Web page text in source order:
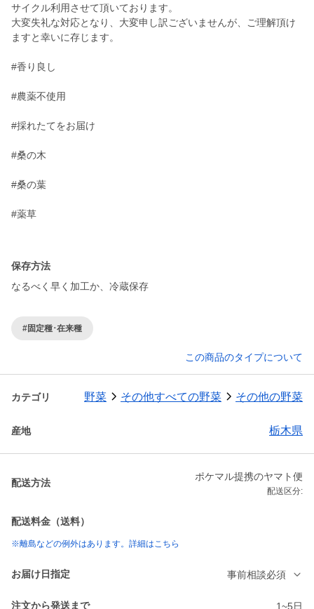
サイクル利用させて頂いております。
大変失礼な対応となり、大変申し訳ございませんが、ご理解頂け
ますと幸いに存じます。
#香り良し
#農薬不使用
#採れたてをお届け
#桑の木
#桑の葉
#薬草
保存方法
なるべく早く加工か、冷蔵保存
#固定種･在来種
この商品のタイプについて
カテゴリ 野菜 その他すべての野菜 その他の野菜
産地 栃木県
配送方法
ポケマル提携のヤマト便
配送区分:
配送料金（送料）
※離島などの例外はあります。詳細はこちら
お届け日指定 事前相談必須
注文から発送まで 1~5日